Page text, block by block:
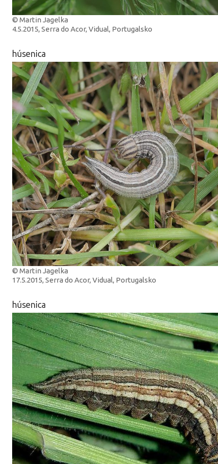
© Martin Jagelka
4.5.2015, Serra do Acor, Vidual, Portugalsko
húsenica
© Martin Jagelka
17.5.2015, Serra do Acor, Vidual, Portugalsko
húsenica